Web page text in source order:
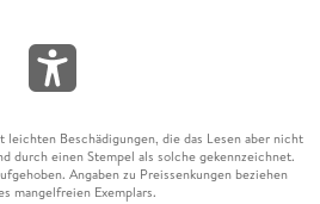
Beschädigungen, die das Lesen aber nicht
durch einen Stempel als solche gekennzeichnet.
Angaben zu Preissenkungen beziehen
mangelfreien Exemplars.